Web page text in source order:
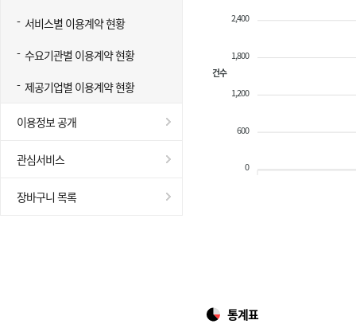
서비스별 이용계약 현황
수요기관별 이용계약 현황
제공기업별 이용계약 현황
이용정보 공개
관심서비스
장바구니 목록
2,400
1,800
1,200
600
0
건수
통계표